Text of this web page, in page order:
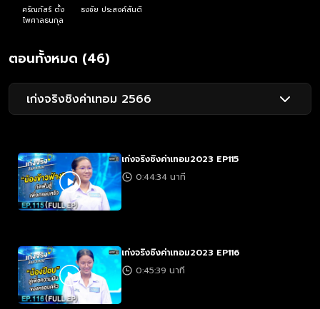
ศรัณภัสร์ ตั้ง
ไพศาลธนกุล
ธงชัย ประสงค์สันติ
ตอนทั้งหมด (46)
เก่งจริงชิงค่าเทอม 2566
เก่งจริงชิงค่าเทอม2023 EP115
0:44:34 นาที
เก่งจริงชิงค่าเทอม2023 EP116
0:45:39 นาที